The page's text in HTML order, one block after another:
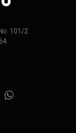
101/2
WhatsApp